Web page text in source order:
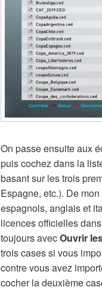
On passe ensuite aux
puis cochez dans la
basant sur les trois
Espagne, etc.). De
espagnols, anglais et
licences officielles
toujours avecOuvrir
trois cases si vous
contre vous avez
cocher la deuxième